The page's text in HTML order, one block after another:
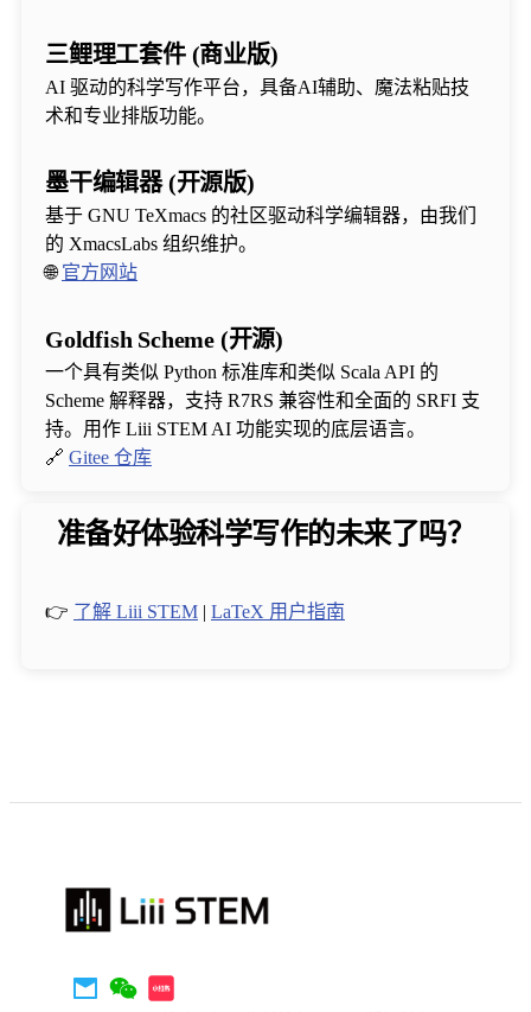
三鲤理工套件 (商业版)
AI 驱动的科学写作平台，具备AI辅助、魔法粘贴技
术和专业排版功能。
墨干编辑器 (开源版)
基于 GNU TeXmacs 的社区驱动科学编辑器，由我们
的 XmacsLabs 组织维护。
🌐官方网站
Goldfish Scheme (开源)
一个具有类似 Python 标准库和类似 Scala API 的
Scheme 解释器，支持 R7RS 兼容性和全面的 SRFI 支
持。用作 Liii STEM AI 功能实现的底层语言。
🔗 Gitee 仓库
准备好体验科学写作的未来了吗？
👉 了解 Liii STEM | LaTeX 用户指南